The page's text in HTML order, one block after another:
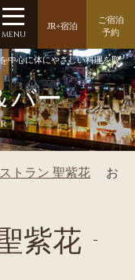
中心に体にやさしい料理を取
バー
トラン 聖紫花
お
紫花
MENU
JR+宿泊
ご宿泊
予約